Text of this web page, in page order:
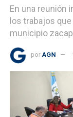
En una reunión
los trabajos
municipio
por AGN